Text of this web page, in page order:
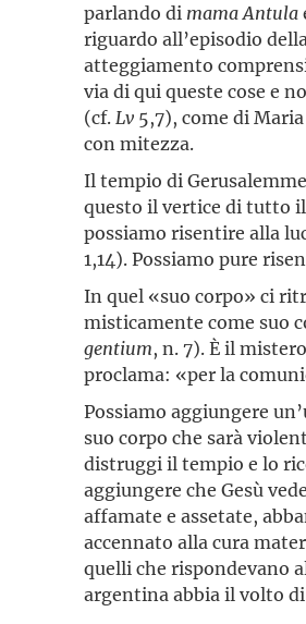
parlando di mama Antula
riguardo all’episodio
atteggiamento
via di qui queste cose e
(cf. Lv 5,7), come di
con mitezza.
Il tempio di
questo il vertice di tutto
possiamo risentire alla
1,14). Possiamo pure
In quel «suo corpo» ci
misticamente come suo
gentium, n. 7). È il
proclama: «per la
Possiamo aggiungere
suo corpo che sarà
distruggi il tempio e lo
aggiungere che Gesù
affamate e assetate,
accennato alla cura
quelli che rispondevano
argentina abbia il volto